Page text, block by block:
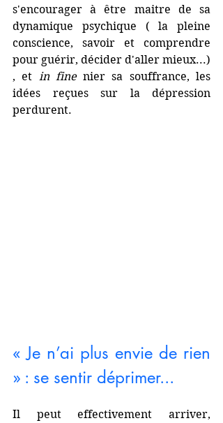
s'encourager à être maitre de sa
dynamique psychique ( la pleine
conscience, savoir et comprendre
pour guérir, décider d'aller mieux...)
, et in fine nier sa souffrance, les
idées reçues sur la dépression
perdurent.
« Je n’ai plus envie de rien
» : se sentir déprimer...
Il peut effectivement arriver,